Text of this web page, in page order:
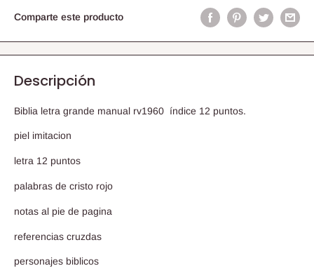
Comparte este producto
Descripción
Biblia letra grande manual rv1960 índice 12 puntos.
piel imitacion
letra 12 puntos
palabras de cristo rojo
notas al pie de pagina
referencias cruzdas
personajes biblicos